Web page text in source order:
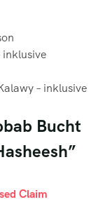
inklusive
– inklusive
Bucht
Claim